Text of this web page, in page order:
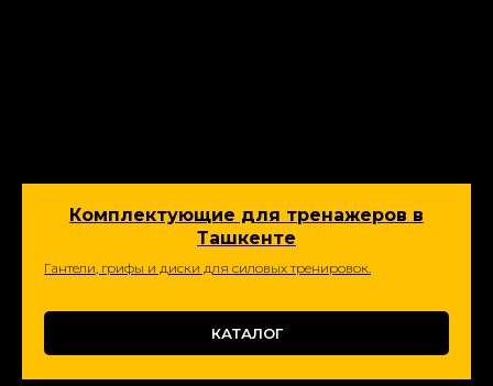
Комплектующие для тренажеров в
Ташкенте
Гантели, грифы и диски для силовых тренировок.
КАТАЛОГ